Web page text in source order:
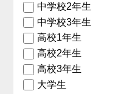
中学校2年生
中学校3年生
高校1年生
高校2年生
高校3年生
大学生